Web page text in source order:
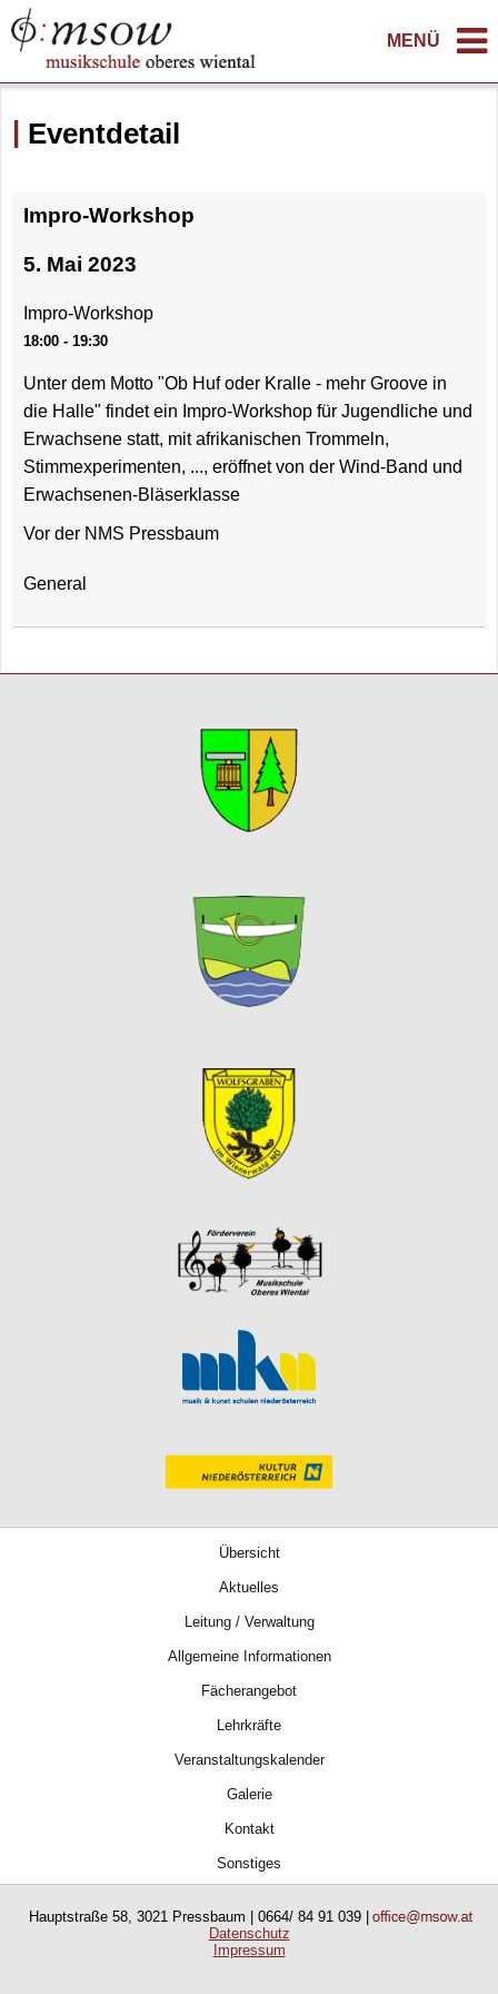
MENÜ
Eventdetail
Impro-Workshop
5. Mai 2023
Impro-Workshop
18:00 - 19:30
Unter dem Motto "Ob Huf oder Kralle - mehr Groove in
die Halle" findet ein Impro-Workshop für Jugendliche und
Erwachsene statt, mit afrikanischen Trommeln,
Stimmexperimenten, ..., eröffnet von der Wind-Band und
Erwachsenen-Bläserklasse
Vor der NMS Pressbaum
General
Übersicht
Aktuelles
Leitung / Verwaltung
Allgemeine Informationen
Fächerangebot
Lehrkräfte
Veranstaltungskalender
Galerie
Kontakt
Sonstiges
Hauptstraße 58, 3021 Pressbaum | 0664/ 84 91 039 |
Datenschutz
Impressum